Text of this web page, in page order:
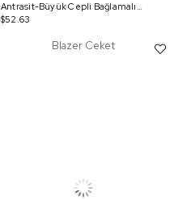
Antrasit-Büyük Cepli Bağlamalı Ceket
$52.63
Blazer Ceket